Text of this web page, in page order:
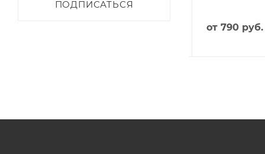
от356 руб.
от 790 руб.
ПОДПИСАТЬСЯ